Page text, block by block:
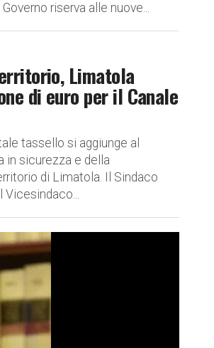
riserva alle nuove...
Limatola
di euro per il Canale
tassello si aggiunge al
in sicurezza e della
di Limatola. Il Sindaco
Vicesindaco...